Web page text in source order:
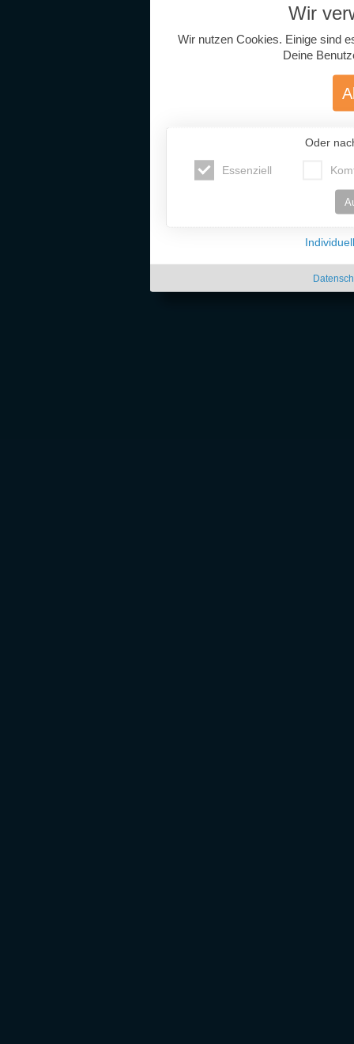
Wir
Wir nutzen Cookies. Einige sind
Deine
Oder
Essenziell